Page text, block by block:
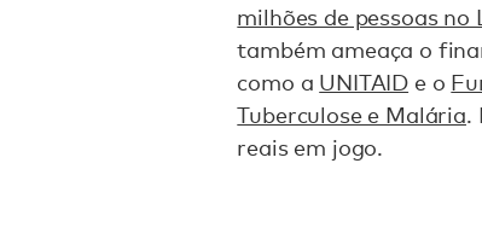
milhões de pessoas
também ameaça o
como a UNITAID e o
Tuberculose e Malária.
reais em jogo.